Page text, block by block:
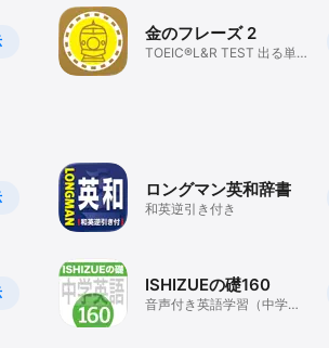
」「かわいげ」「かわいがる」を扱っています。
な切り口から表現を集めた「イデアの泉」を新設
金のフレーズ 2
TOEIC®L&R TEST 出る単
ロングマン英和辞書
和英逆引き付き
ISHIZUEの礎160
音声付き英語学習（中学レ